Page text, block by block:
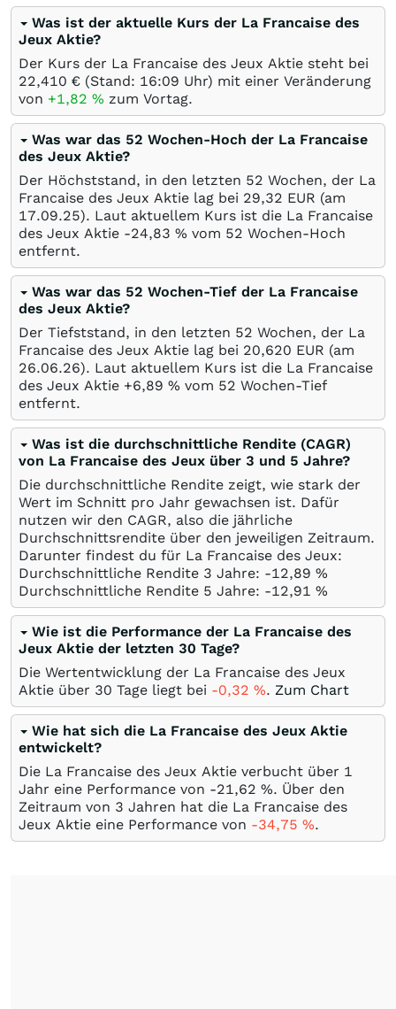
Was ist der aktuelle Kurs der La Francaise des
Jeux Aktie?
Der Kurs der La Francaise des Jeux Aktie steht bei
22,410 € (Stand: 16:09 Uhr) mit einer Veränderung
von +1,82 % zum Vortag.
Was war das 52 Wochen-Hoch der La Francaise
des Jeux Aktie?
Der Höchststand, in den letzten 52 Wochen, der La
Francaise des Jeux Aktie lag bei 29,32 EUR (am
17.09.25). Laut aktuellem Kurs ist die La Francaise
des Jeux Aktie -24,83 % vom 52 Wochen-Hoch
entfernt.
Was war das 52 Wochen-Tief der La Francaise
des Jeux Aktie?
Der Tiefststand, in den letzten 52 Wochen, der La
Francaise des Jeux Aktie lag bei 20,620 EUR (am
26.06.26). Laut aktuellem Kurs ist die La Francaise
des Jeux Aktie +6,89 % vom 52 Wochen-Tief
entfernt.
Was ist die durchschnittliche Rendite (CAGR)
von La Francaise des Jeux über 3 und 5 Jahre?
Die durchschnittliche Rendite zeigt, wie stark der
Wert im Schnitt pro Jahr gewachsen ist. Dafür
nutzen wir den CAGR, also die jährliche
Durchschnittsrendite über den jeweiligen Zeitraum.
Darunter findest du für La Francaise des Jeux:
Durchschnittliche Rendite 3 Jahre: -12,89 %
Durchschnittliche Rendite 5 Jahre: -12,91 %
Wie ist die Performance der La Francaise des
Jeux Aktie der letzten 30 Tage?
Die Wertentwicklung der La Francaise des Jeux
Aktie über 30 Tage liegt bei -0,32 %. Zum Chart
Wie hat sich die La Francaise des Jeux Aktie
entwickelt?
Die La Francaise des Jeux Aktie verbucht über 1
Jahr eine Performance von -21,62 %. Über den
Zeitraum von 3 Jahren hat die La Francaise des
Jeux Aktie eine Performance von -34,75 %.